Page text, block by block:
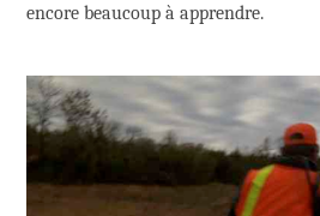
encore beaucoup à apprendre.